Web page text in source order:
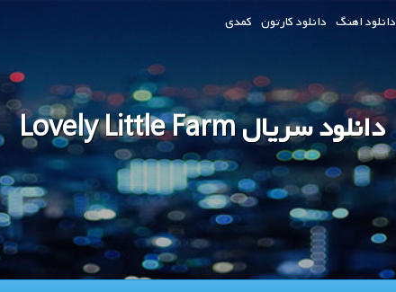
دانلود اهنگ دانلود کارتون کمدی
دانلود سریال Lovely Little Farm